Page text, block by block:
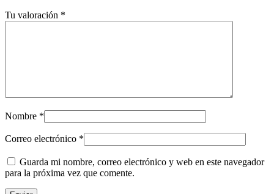
Tu valoración *
Nombre *
Correo electrónico *
Guarda mi nombre, correo electrónico y web en este navegador
para la próxima vez que comente.